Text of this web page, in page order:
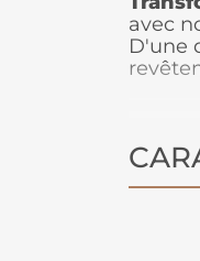
avec
D'une
vives,